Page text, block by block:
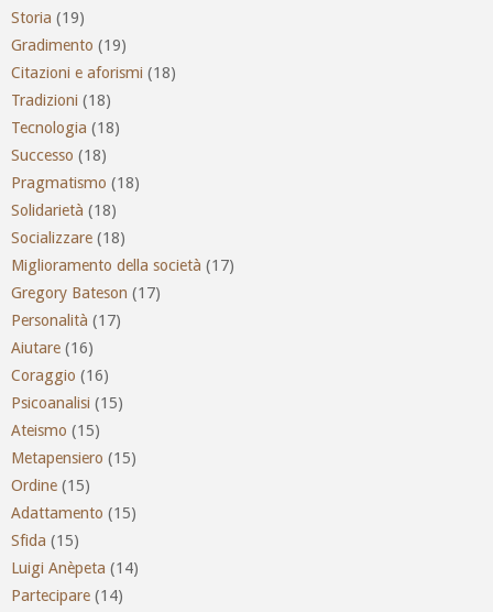
Storia (19)
Gradimento (19)
Citazioni e aforismi (18)
Tradizioni (18)
Tecnologia (18)
Successo (18)
Pragmatismo (18)
Solidarietà (18)
Socializzare (18)
Miglioramento della società (17)
Gregory Bateson (17)
Personalità (17)
Aiutare (16)
Coraggio (16)
Psicoanalisi (15)
Ateismo (15)
Metapensiero (15)
Ordine (15)
Adattamento (15)
Sfida (15)
Luigi Anèpeta (14)
Partecipare (14)